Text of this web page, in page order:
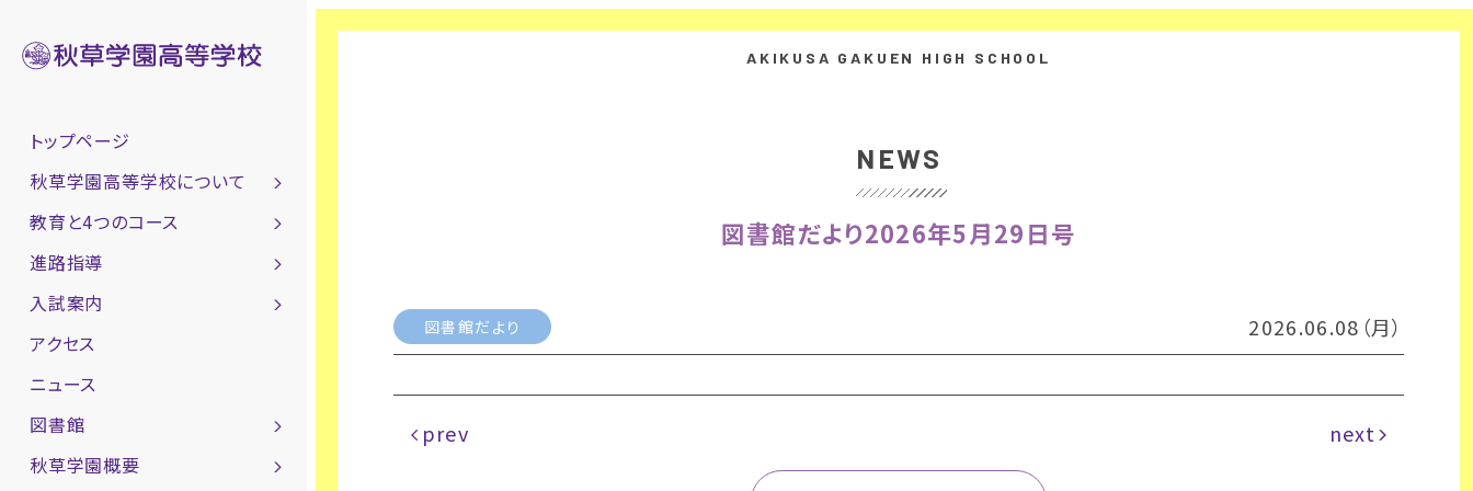
トップページ
秋草学園高等学校について
教育と4つのコース
進路指導
入試案内
アクセス
ニュース
図書館
秋草学園概要
NEWS
図書館だより2026年5月29日号
図書館だより 2026.06.08（月）
prev next